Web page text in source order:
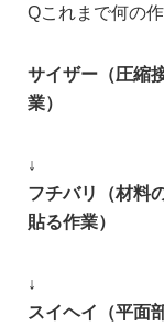
Qこれまで何の
サイザー（圧縮
業）
↓
フチバリ（材料
貼る作業）
↓
スイヘイ（平面